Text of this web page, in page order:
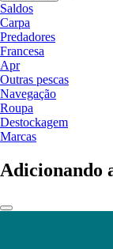
Saldos
Carpa
Predadores
Francesa
Apr
Outras pescas
Navegação
Roupa
Destockagem
Marcas
Adicionando